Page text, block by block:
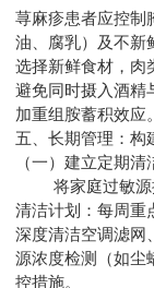
荨麻疹患者应控制
油、腐乳）及不新
选择新鲜食材，肉
避免同时摄入酒精
加重组胺蓄积效应。
五、长期管理：构
（一）建立定期清
将家庭过敏
清洁计划：每周重
深度清洁空调滤网
源浓度检测（如尘
控措施。